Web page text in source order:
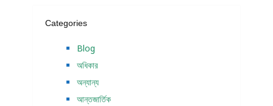
Categories
Blog
অধিকার
অন্যান্য
আন্তজার্তিক